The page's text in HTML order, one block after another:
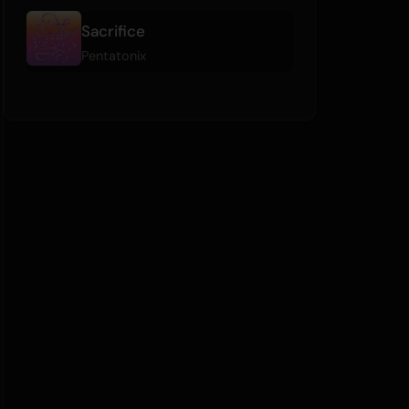
Sacrifice
Pentatonix